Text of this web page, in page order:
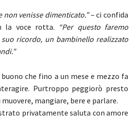
non venisse dimenticato.”– ci confida
la voce rotta. “Per questo faremo
ricordo, un bambinello realizzato
che fino a un mese e mezzo fa
Purtroppo peggiorò presto
mangiare, bere e parlare.
privatamente saluta con amore